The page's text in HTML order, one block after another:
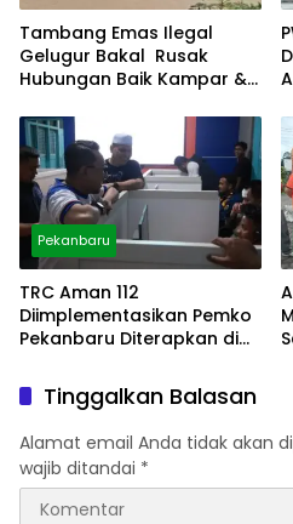
Tambang Emas Ilegal
Gelugur Bakal Rusak
Hubungan Baik Kampar &
Pekanbaru
TRC Aman 112
Diimplementasikan Pemko
Pekanbaru Diterapkan di
Tinggalkan Balasan
Alamat email Anda tidak akan
wajib ditandai *